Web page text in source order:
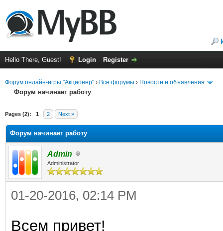
Hello There, Guest! Login Register
Форум онлайн-игры "Акционер" › Все форумы › Новости и объявления
Форум начинает работу
Pages (2): 1 2 Next »
Форум начинает работу
Admin
Administrator
01-20-2016, 02:14 PM
Всем привет!